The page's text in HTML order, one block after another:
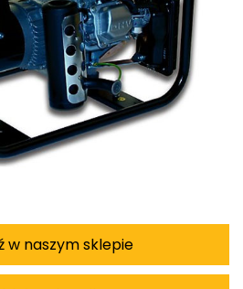
w naszym sklepie